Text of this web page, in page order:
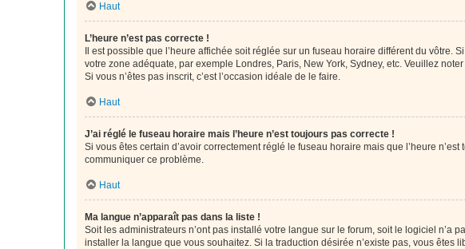
Haut
L’heure n’est pas correcte !
Il est possible que l’heure affichée soit réglée sur un fuseau horaire différent du
votre zone adéquate, par exemple Londres, Paris, New York, Sydney, etc. Veuillez
Si vous n’êtes pas inscrit, c’est l’occasion idéale de le faire.
Haut
J’ai réglé le fuseau horaire mais l’heure n’est toujours pas correcte !
Si vous êtes certain d’avoir correctement réglé le fuseau horaire mais que l’heure
communiquer ce problème.
Haut
Ma langue n’apparaît pas dans la liste !
Soit les administrateurs n’ont pas installé votre langue sur le forum, soit le logiciel n’a
installer la langue que vous souhaitez. Si la traduction désirée n’existe pas, vous